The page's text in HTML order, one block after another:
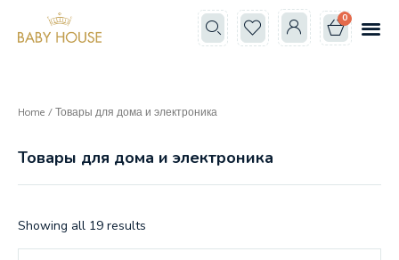
0
Home / Товары для дома и электроника
Товары для дома и электроника
Showing all 19 results